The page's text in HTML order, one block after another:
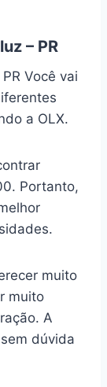
– PR
Você vai
a OLX.
Portanto,
muito
muito
A
dúvida